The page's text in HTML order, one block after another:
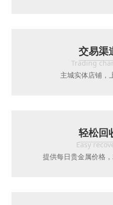
交易渠
Trading
主城实体店铺，
轻松回
Easy
提供每日贵金属价格